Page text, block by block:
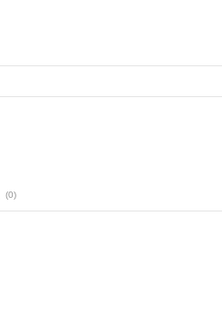
(0)